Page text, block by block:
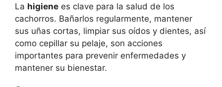
La higiene es clave para la salud de los
cachorros. Bañarlos regularmente, mantener
sus uñas cortas, limpiar sus oídos y dientes, así
como cepillar su pelaje, son acciones
importantes para prevenir enfermedades y
mantener su bienestar.